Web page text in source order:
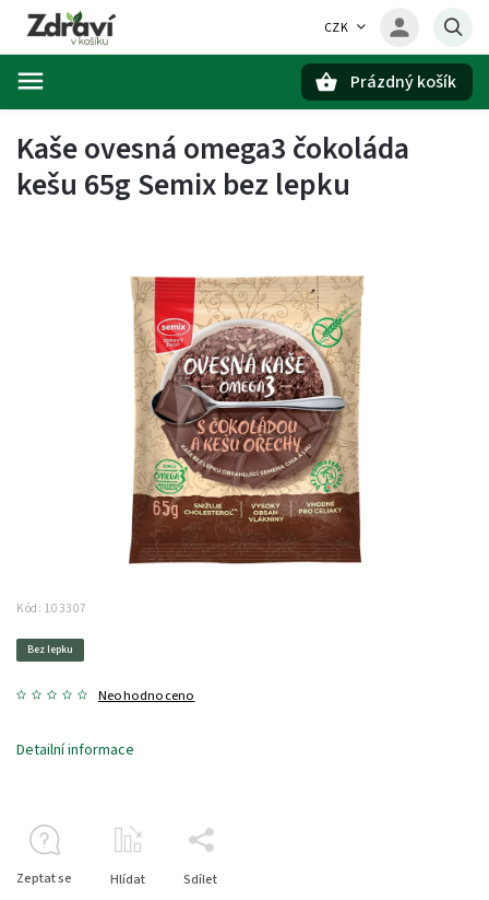
CZK
Prázdný košík
Kaše ovesná omega3 čokoláda
kešu 65g Semix bez lepku
Kód: 103307
Bez lepku
Neohodnoceno
Detailní informace
Zeptat se Hlídat Sdílet